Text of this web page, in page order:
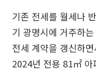
기존 전세를 월세나
기 광명시에 거주하
전세 계약을 갱신하
2024년 전용 81㎡ 아